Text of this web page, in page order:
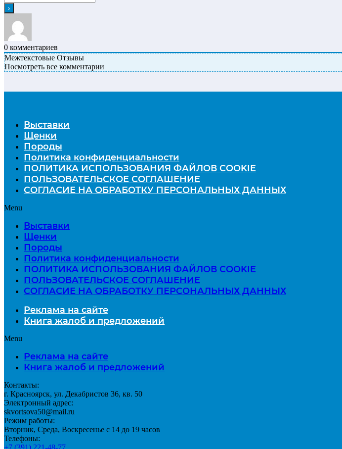
0 комментариев
Межтекстовые Отзывы
Посмотреть все комментарии
Выставки
Щенки
Породы
Политика конфиденциальности
ПОЛИТИКА ИСПОЛЬЗОВАНИЯ ФАЙЛОВ COOKIE
ПОЛЬЗОВАТЕЛЬСКОЕ СОГЛАШЕНИЕ
СОГЛАСИЕ НА ОБРАБОТКУ ПЕРСОНАЛЬНЫХ ДАННЫХ
Menu
Выставки
Щенки
Породы
Политика конфиденциальности
ПОЛИТИКА ИСПОЛЬЗОВАНИЯ ФАЙЛОВ COOKIE
ПОЛЬЗОВАТЕЛЬСКОЕ СОГЛАШЕНИЕ
СОГЛАСИЕ НА ОБРАБОТКУ ПЕРСОНАЛЬНЫХ ДАННЫХ
Реклама на сайте
Книга жалоб и предложений
Menu
Реклама на сайте
Книга жалоб и предложений
Контакты:
г. Красноярск, ул. Декабристов 36, кв. 50
Электронный адрес:
skvortsova50@mail.ru
Режим работы:
Вторник, Среда, Воскресенье с 14 до 19 часов
Телефоны:
+7 (391) 221-48-77